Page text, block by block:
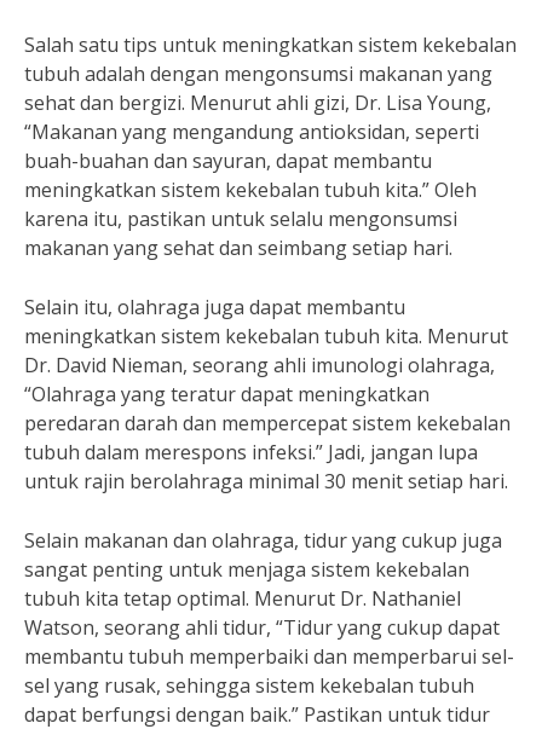
Salah satu tips untuk meningkatkan sistem kekebalan
tubuh adalah dengan mengonsumsi makanan yang
sehat dan bergizi. Menurut ahli gizi, Dr. Lisa Young,
“Makanan yang mengandung antioksidan, seperti
buah-buahan dan sayuran, dapat membantu
meningkatkan sistem kekebalan tubuh kita.” Oleh
karena itu, pastikan untuk selalu mengonsumsi
makanan yang sehat dan seimbang setiap hari.
Selain itu, olahraga juga dapat membantu
meningkatkan sistem kekebalan tubuh kita. Menurut
Dr. David Nieman, seorang ahli imunologi olahraga,
“Olahraga yang teratur dapat meningkatkan
peredaran darah dan mempercepat sistem kekebalan
tubuh dalam merespons infeksi.” Jadi, jangan lupa
untuk rajin berolahraga minimal 30 menit setiap hari.
Selain makanan dan olahraga, tidur yang cukup juga
sangat penting untuk menjaga sistem kekebalan
tubuh kita tetap optimal. Menurut Dr. Nathaniel
Watson, seorang ahli tidur, “Tidur yang cukup dapat
membantu tubuh memperbaiki dan memperbarui sel-
sel yang rusak, sehingga sistem kekebalan tubuh
dapat berfungsi dengan baik.” Pastikan untuk tidur